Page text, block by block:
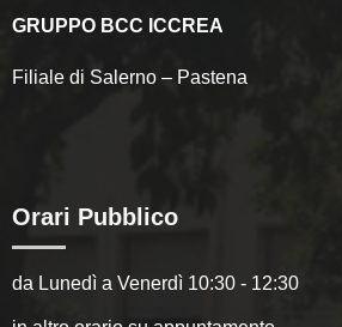
GRUPPO BCC ICCREA
Filiale di Salerno – Pastena
Orari Pubblico
da Lunedì a Venerdì 10:30 - 12:30